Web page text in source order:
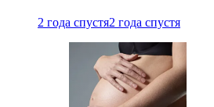
2 года спустя2 года спустя